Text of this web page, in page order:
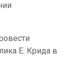
Е. Крида в